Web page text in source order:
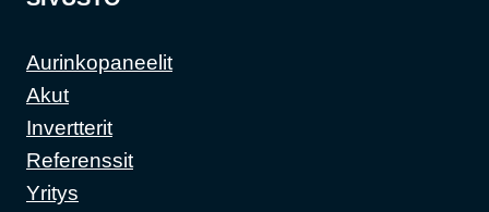
Aurinkopaneelit
Akut
Invertterit
Referenssit
Yritys